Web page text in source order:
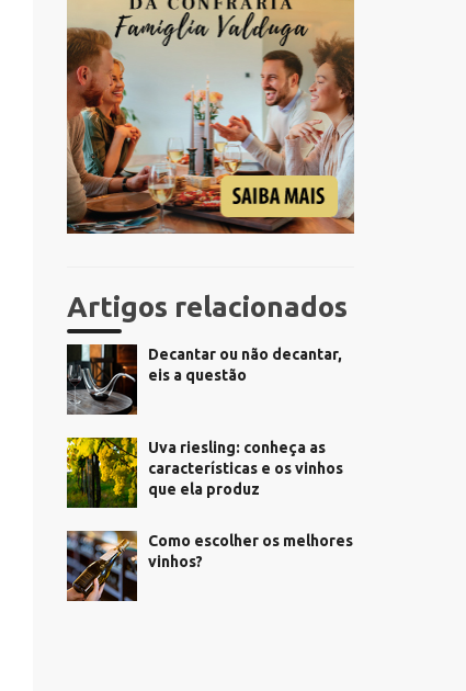
Artigos relacionados
Decantar ou não decantar,
eis a questão
Uva riesling: conheça as
características e os vinhos
que ela produz
Como escolher os melhores
vinhos?